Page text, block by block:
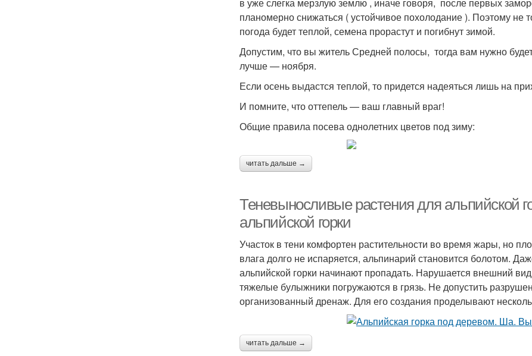
планомерно снижаться ( устойчивое похолодание ). Поэтому не
погода будет теплой, семена прорастут и погибнут зимой.
Допустим, что вы житель Средней полосы, тогда вам нужно
лучше — ноября.
Если осень выдастся теплой, то придется надеяться лишь на
И помните, что оттепель — ваш главный враг!
Общие правила посева однолетних цветов под зиму:
читать дальше →
Теневыносливые растения для альпийской
альпийской горки
Участок в тени комфортен растительности во время жары, но
влага долго не испаряется, альпинарий становится болотом.
альпийской горки начинают пропадать. Нарушается внешний
тяжелые булыжники погружаются в грязь. Не допустить
организованный дренаж. Для его создания проделывают
читать дальше →